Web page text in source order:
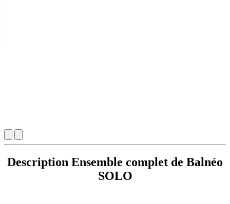
Description Ensemble complet de Balnéo
SOLO